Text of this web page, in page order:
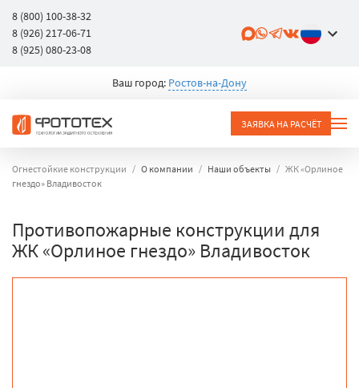
8 (800) 100-38-32
8 (926) 217-06-71
8 (925) 080-23-08
Ваш город: Ростов-на-Дону
ЗАЯВКА НА РАСЧЁТ
Огнестойкие конструкции О компании Наши объекты
ЖК «Орлиное
гнездо» Владивосток
Противопожарные конструкции для
ЖК «Орлиное гнездо» Владивосток